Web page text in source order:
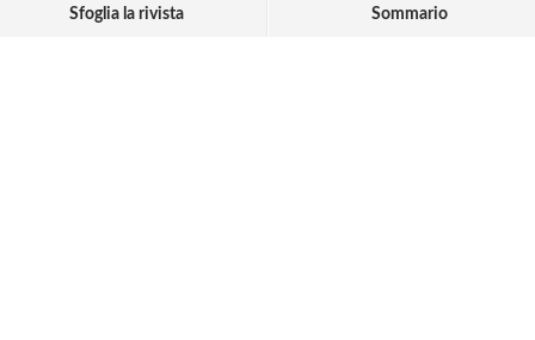
Sfoglia la rivista Sommario